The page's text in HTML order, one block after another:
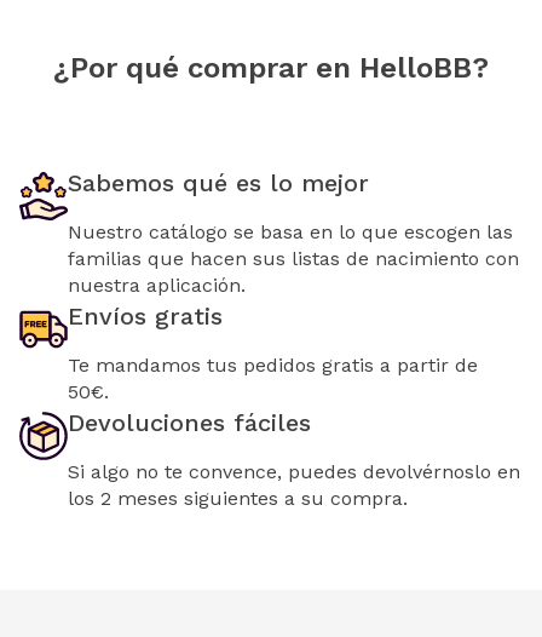
¿Por qué comprar en HelloBB?
Sabemos qué es lo mejor
Nuestro catálogo se basa en lo que escogen las
familias que hacen sus listas de nacimiento con
nuestra aplicación.
Envíos gratis
Te mandamos tus pedidos gratis a partir de
50€.
Devoluciones fáciles
Si algo no te convence, puedes devolvérnoslo en
los 2 meses siguientes a su compra.